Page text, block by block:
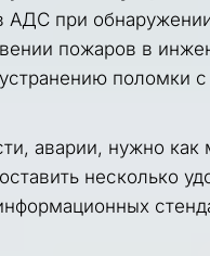
АДС при
пожаров в
поломки с
аварии, нужно
несколько